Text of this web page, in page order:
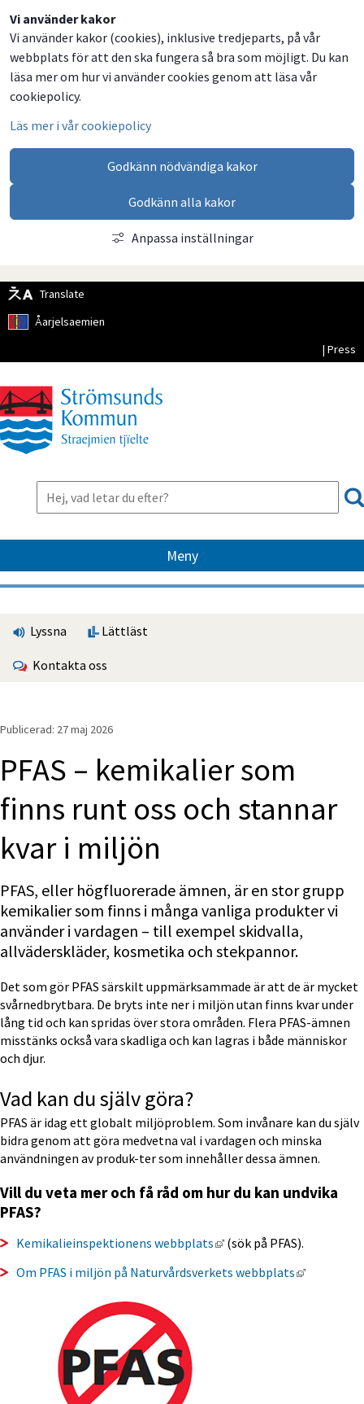
Vi använder kakor
Vi använder kakor (cookies), inklusive tredjeparts, på vår
webbplats för att den ska fungera så bra som möjligt. Du kan
läsa mer om hur vi använder cookies genom att läsa vår
cookiepolicy.
Läs mer i vår cookiepolicy
Godkänn nödvändiga kakor
Godkänn alla kakor
Anpassa inställningar
Translate
Åarjelsaemien
| Press
Meny
Lyssna Lättläst
Kontakta oss
Publicerad: 27 maj 2026
PFAS – kemikalier som
finns runt oss och stannar
kvar i miljön
PFAS, eller högfluorerade ämnen, är en stor grupp
kemikalier som finns i många vanliga produkter vi
använder i vardagen – till exempel skidvalla,
allväderskläder, kosmetika och stekpannor.
Det som gör PFAS särskilt uppmärksammade är att de är mycket
svårnedbrytbara. De bryts inte ner i miljön utan finns kvar under
lång tid och kan spridas över stora områden. Flera PFAS-ämnen
misstänks också vara skadliga och kan lagras i både människor
och djur.
Vad kan du själv göra?
PFAS är idag ett globalt miljöproblem. Som invånare kan du själv
bidra genom att göra medvetna val i vardagen och minska
användningen av produk-ter som innehåller dessa ämnen.
Vill du veta mer och få råd om hur du kan undvika
PFAS?
Kemikalieinspektionens webbplats Länk till annan
(sök på PFAS).
Om PFAS i miljön på Naturvårdsverkets webbplats
Länk till
Dela
på
Facebook
Dela
på
Twitter
Dela
på
LinkedIn
Dela
via
email